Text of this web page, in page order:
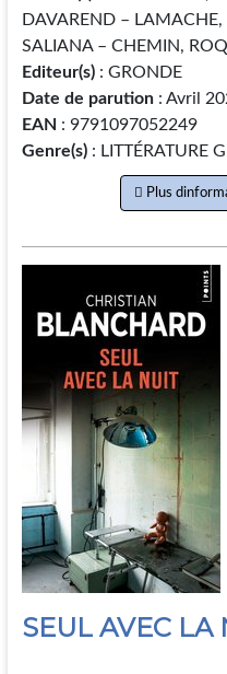
DAVAREND – LAMACHE,
SALIANA – CHEMIN,
Editeur(s) : GRONDE
Date de parution: Avril
EAN : 9791097052249
Genre(s): LITTÉRATURE
Plus
SEUL AVEC LA